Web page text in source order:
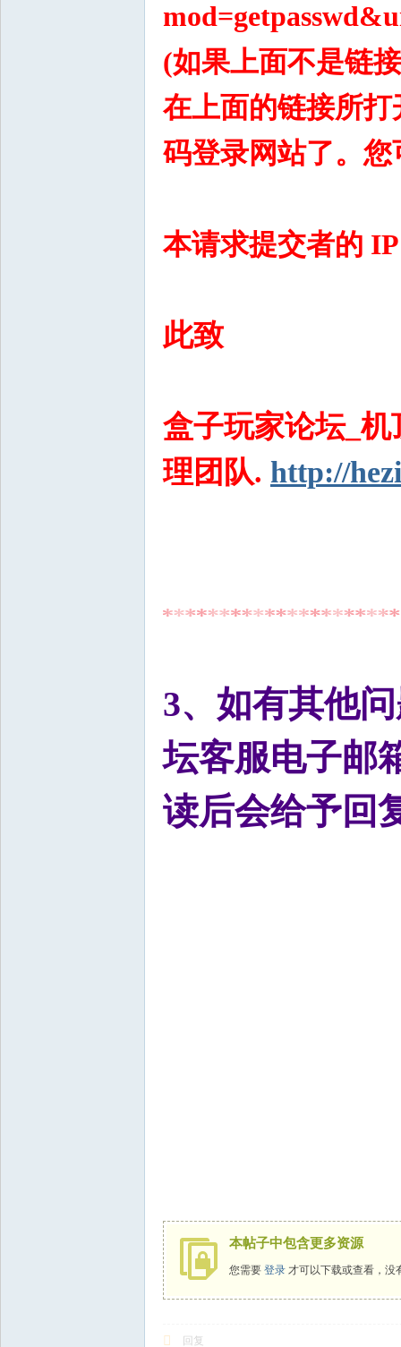
(如果上面不是链
在上面的链接所
码登录网站了。
本请求提交者的
此致
盒子玩家论坛_
理团队. http://
3、如有其他
坛客服电子邮
读后会给予回
本帖子中包含更多资源
您需要 登录 才可以下载或查看，没
回复